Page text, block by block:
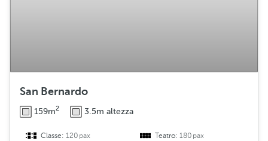
San Bernardo
159m2 3.5m altezza
Classe:120pax Teatro:180pax